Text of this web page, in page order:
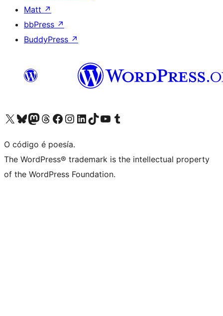
Matt ↗
bbPress ↗
BuddyPress ↗
Visita la cuenta de X (anteriormente Twitter)
Visita a nosa conta de Bluesky
Visita a nosa conta de Mastodon
Visita a nosa conta de Threads
Visita a nosa páxina de Facebook
Visita a nosa conta de Instagram
Visita a nosa conta de LinkedIn
Visita a nosa conta de TikTok
Visita a nosa canle de YouTube
Visita a nosa conta de Tumblr
O código é poesía.
The WordPress® trademark is the intellectual property
of the WordPress Foundation.